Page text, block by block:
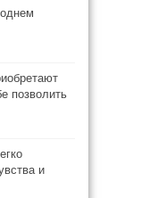
позволить
и